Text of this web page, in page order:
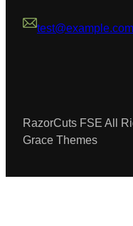
test@example.com
RazorCuts FSE All
Grace Themes